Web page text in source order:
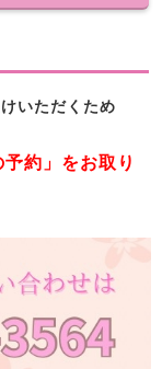
いただくため
約」をお取り